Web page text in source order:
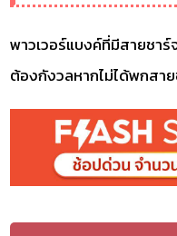
พาวเวอร์แบงค์ที่มีสายชาร์
ต้องกังวลหากไม่ได้พกสา